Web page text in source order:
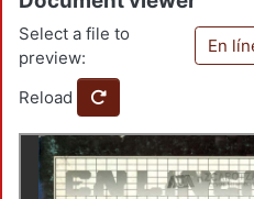
Select a file to
preview:
En
Reload